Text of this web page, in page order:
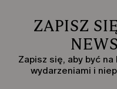
ZAPISZ
Zapisz się, aby być
wydarzeniami i